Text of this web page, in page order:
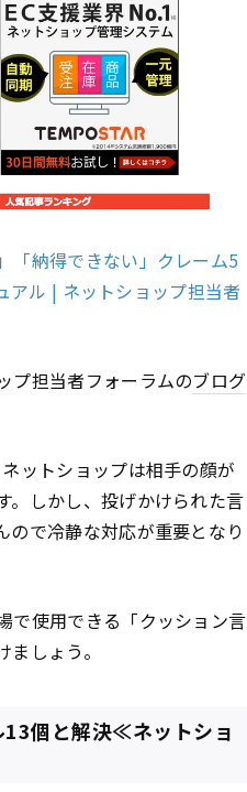
「納得できない」クレーム5
アル | ネットショップ担当者
プ担当者フォーラムのブログ
ットショップは相手の顔が
。しかし、投げかけられた言
で冷静な対応が重要となり
で使用できる「クッション言
しょう。
13個と解決≪ネットショ